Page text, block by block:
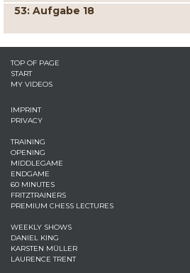
53: Aufgabe 18
TOP OF PAGE
START
MY VIDEOS
IMPRINT
PRIVACY
TRAINING
OPENING
MIDDLEGAME
ENDGAME
60 MINUTES
FRITZTRAINERS
PREMIUM CHESS LECTURES
WEEKLY SHOWS
DANIEL KING
KARSTEN MÜLLER
LAURENCE TRENT